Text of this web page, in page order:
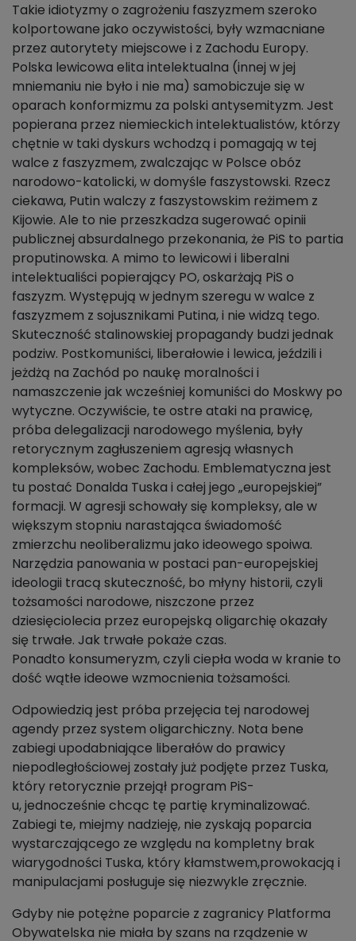
Takie idiotyzmy o zagrożeniu faszyzmem szeroko
kolportowane jako oczywistości, były wzmacniane
przez autorytety miejscowe i z Zachodu Europy.
Polska lewicowa elita intelektualna (innej w jej
mniemaniu nie było i nie ma) samobiczuje się w
oparach konformizmu za polski antysemityzm. Jest
popierana przez niemieckich intelektualistów, którzy
chętnie w taki dyskurs wchodzą i pomagają w tej
walce z faszyzmem, zwalczając w Polsce obóz
narodowo-katolicki, w domyśle faszystowski. Rzecz
ciekawa, Putin walczy z faszystowskim reżimem z
Kijowie. Ale to nie przeszkadza sugerować opinii
publicznej absurdalnego przekonania, że PiS to partia
proputinowska. A mimo to lewicowi i liberalni
intelektualiści popierający PO, oskarżają PiS o
faszyzm. Występują w jednym szeregu w walce z
faszyzmem z sojusznikami Putina, i nie widzą tego.
Skuteczność stalinowskiej propagandy budzi jednak
podziw. Postkomuniści, liberałowie i lewica, jeździli i
jeżdżą na Zachód po naukę moralności i
namaszczenie jak wcześniej komuniści do Moskwy po
wytyczne. Oczywiście, te ostre ataki na prawicę,
próba delegalizacji narodowego myślenia, były
retorycznym zagłuszeniem agresją własnych
kompleksów, wobec Zachodu. Emblematyczna jest
tu postać Donalda Tuska i całej jego „europejskiej”
formacji. W agresji schowały się kompleksy, ale w
większym stopniu narastająca świadomość
zmierzchu neoliberalizmu jako ideowego spoiwa.
Narzędzia panowania w postaci pan-europejskiej
ideologii tracą skuteczność, bo młyny historii, czyli
tożsamości narodowe, niszczone przez
dziesięciolecia przez europejską oligarchię okazały
się trwałe. Jak trwałe pokaże czas.
Ponadto konsumeryzm, czyli ciepła woda w kranie to
dość wątłe ideowe wzmocnienia tożsamości.
Odpowiedzią jest próba przejęcia tej narodowej
agendy przez system oligarchiczny. Nota bene
zabiegi upodabniające liberałów do prawicy
niepodległościowej zostały już podjęte przez Tuska,
który retorycznie przejął program PiS-
u, jednocześnie chcąc tę partię kryminalizować.
Zabiegi te, miejmy nadzieję, nie zyskają poparcia
wystarczającego ze względu na kompletny brak
wiarygodności Tuska, który kłamstwem,prowokacją i
manipulacjami posługuje się niezwykle zręcznie.
Gdyby nie potężne poparcie z zagranicy Platforma
Obywatelska nie miała by szans na rządzenie w